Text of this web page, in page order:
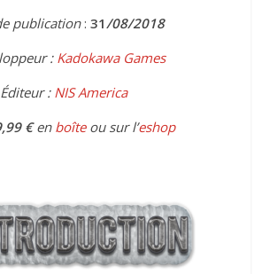
publication:31 /08/2018
:Kadokawa Games
Éditeur : NIS America
€en boîteou sur l’eshop